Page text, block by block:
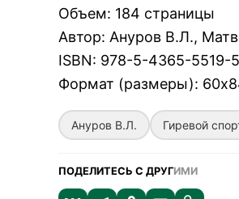
Объем: 184 страницы
Автор: Ануров В.Л.,
ISBN: 978-5-4365-5519-5
Формат (размеры):
Ануров В.Л. Гиревой
ПОДЕЛИТЕСЬ С ДРУГИМИ